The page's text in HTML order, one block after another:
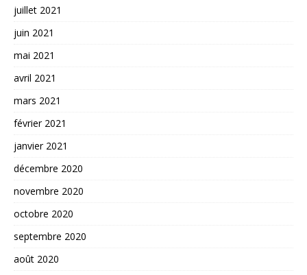
juillet 2021
juin 2021
mai 2021
avril 2021
mars 2021
février 2021
janvier 2021
décembre 2020
novembre 2020
octobre 2020
septembre 2020
août 2020